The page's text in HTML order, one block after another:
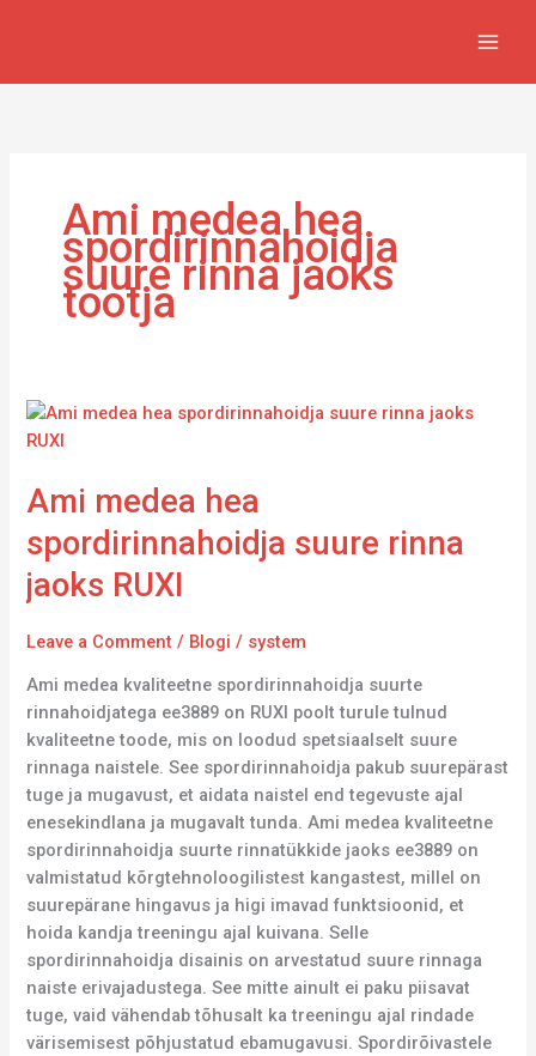
Ami medea hea
spordirinnahoidja
suure rinna jaoks
tootja
Ami medea hea
spordirinnahoidja suure rinna
jaoks RUXI
Leave a Comment / Blogi / system
Ami medea kvaliteetne spordirinnahoidja suurte
rinnahoidjatega ee3889 on RUXI poolt turule tulnud
kvaliteetne toode, mis on loodud spetsiaalselt suure
rinnaga naistele. See spordirinnahoidja pakub suurepärast
tuge ja mugavust, et aidata naistel end tegevuste ajal
enesekindlana ja mugavalt tunda. Ami medea kvaliteetne
spordirinnahoidja suurte rinnatükkide jaoks ee3889 on
valmistatud kõrgtehnoloogilistest kangastest, millel on
suurepärane hingavus ja higi imavad funktsioonid, et
hoida kandja treeningu ajal kuivana. Selle
spordirinnahoidja disainis on arvestatud suure rinnaga
naiste erivajadustega. See mitte ainult ei paku piisavat
tuge, vaid vähendab tõhusalt ka treeningu ajal rindade
värisemisest põhjustatud ebamugavusi. Spordirõivastele
Ami
medea
spordirinnahoidja
rinna
jaoks
RUXI